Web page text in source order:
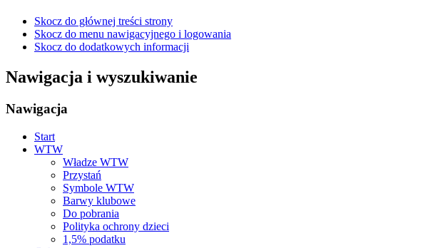
Skocz do głównej treści strony
Skocz do menu nawigacyjnego i logowania
Skocz do dodatkowych informacji
Nawigacja i wyszukiwanie
Nawigacja
Start
WTW
Władze WTW
Przystań
Symbole WTW
Barwy klubowe
Do pobrania
Polityka ochrony dzieci
1,5% podatku